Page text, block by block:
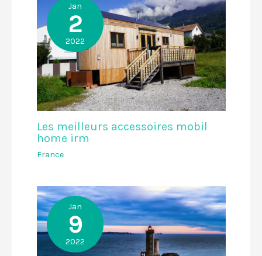
Jan
2
2022
Les meilleurs accessoires mobil
home irm
France
Jan
9
2022